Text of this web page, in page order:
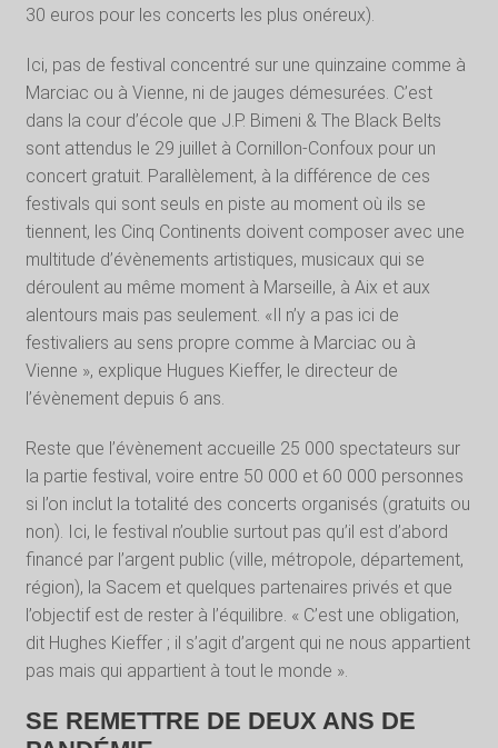
30 euros pour les concerts les plus onéreux).
Ici, pas de festival concentré sur une quinzaine comme à
Marciac ou à Vienne, ni de jauges démesurées. C’est
dans la cour d’école que J.P. Bimeni & The Black Belts
sont attendus le 29 juillet à Cornillon-Confoux pour un
concert gratuit. Parallèlement, à la différence de ces
festivals qui sont seuls en piste au moment où ils se
tiennent, les Cinq Continents doivent composer avec une
multitude d’évènements artistiques, musicaux qui se
déroulent au même moment à Marseille, à Aix et aux
alentours mais pas seulement. «Il n’y a pas ici de
festivaliers au sens propre comme à Marciac ou à
Vienne », explique Hugues Kieffer, le directeur de
l’évènement depuis 6 ans.
Reste que l’évènement accueille 25 000 spectateurs sur
la partie festival, voire entre 50 000 et 60 000 personnes
si l’on inclut la totalité des concerts organisés (gratuits ou
non). Ici, le festival n’oublie surtout pas qu’il est d’abord
financé par l’argent public (ville, métropole, département,
région), la Sacem et quelques partenaires privés et que
l’objectif est de rester à l’équilibre. « C’est une obligation,
dit Hughes Kieffer ; il s’agit d’argent qui ne nous appartient
pas mais qui appartient à tout le monde ».
SE REMETTRE DE DEUX ANS DE